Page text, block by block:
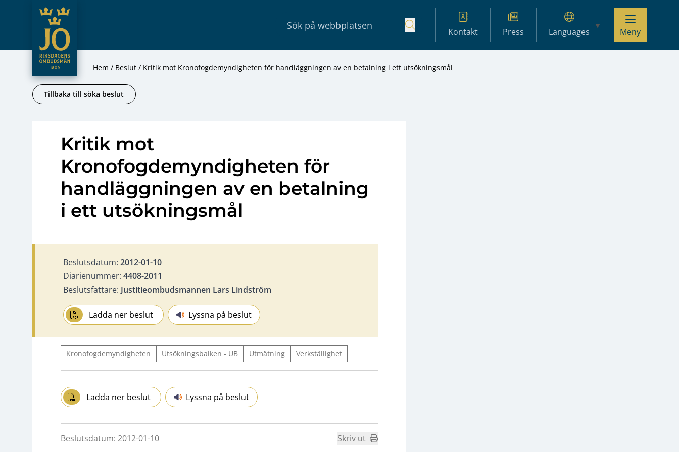
Hoppa till innehåll
JO – Riksdagens Ombudsmän
Kontakt Press Languages Meny
Hem Beslut Kritik mot Kronofogdemyndigheten för handläggningen av en betalning i ett utsökningsmål
Tillbaka till söka beslut
Kritik mot
Kronofogdemyndigheten för
handläggningen av en betalning
i ett utsökningsmål
Beslutsdatum: 2012-01-10
Diarienummer: 4408-2011
Beslutsfattare: Justitieombudsmannen Lars Lindström
Ladda ner beslut Lyssna på beslut
Kronofogdemyndigheten Utsökningsbalken - UB Utmätning Verkställighet
Ladda ner beslut Lyssna på beslut
Beslutsdatum: 2012-01-10 Skriv ut